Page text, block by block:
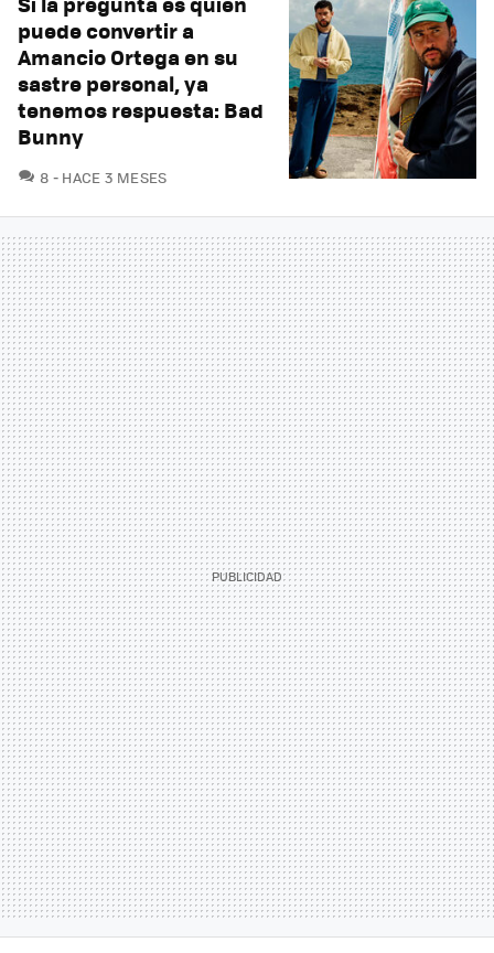
puede convertir a
Amancio Ortega en su
sastre personal, ya
tenemos respuesta: Bad
Bunny
8 COMENTARIOS
HACE 3 MESES